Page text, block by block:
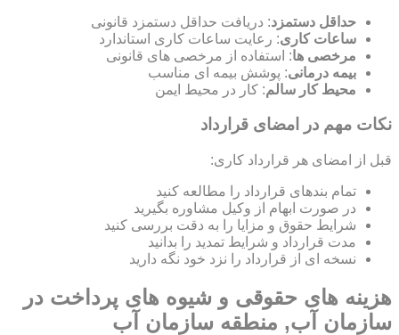
حداقل دستمزد: دریافت حداقل دستمزد قانونی
ساعات کاری: رعایت ساعات کاری استاندارد
مرخصی ها: استفاده از مرخصی های قانونی
بیمه درمانی: پوشش بیمه ای مناسب
محیط کار سالم: کار در محیط ایمن
نکات مهم در امضای قرارداد
قبل از امضای هر قرارداد کاری:
تمام بندهای قرارداد را مطالعه کنید
در صورت ابهام از وکیل مشاوره بگیرید
شرایط حقوق و مزایا را به دقت بررسی کنید
مدت قرارداد و شرایط تمدید را بدانید
نسخه ای از قرارداد را نزد خود نگه دارید
هزینه های حقوقی و شیوه های پرداخت در
سازمان آب, منطقه سازمان آب